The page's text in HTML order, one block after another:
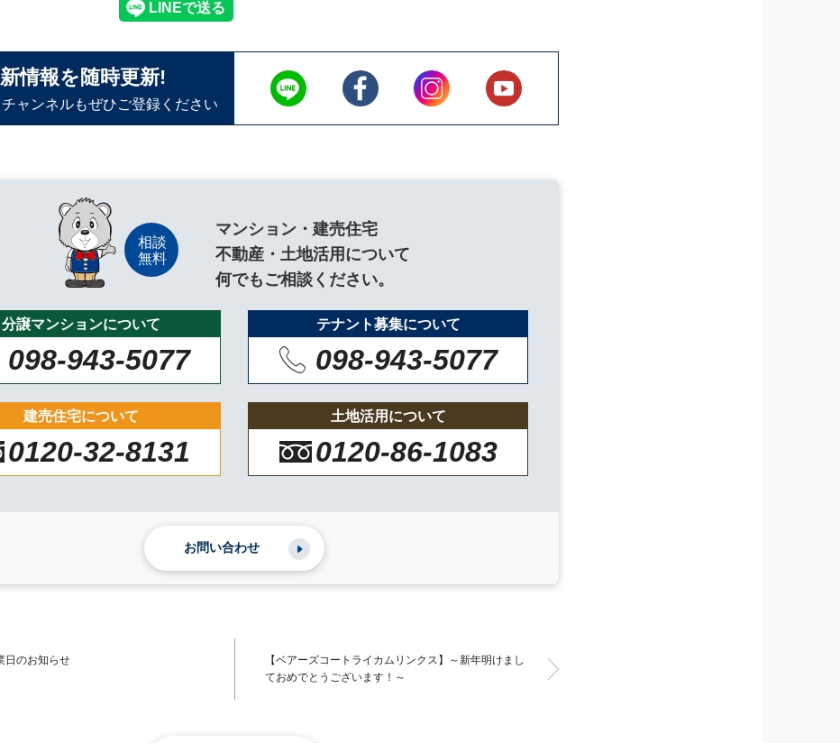
情報を随時更新!
ャンネルもぜひご登録ください
マンション・建売住宅
不動産・土地活用について
何でもご相談ください。
分譲マンションについて
098-943-5077
テナント募集について
098-943-5077
建売住宅について
0120-32-8131
土地活用について
0120-86-1083
お問い合わせ
日のお知らせ
【ベアーズコートライカムリンクス】～新年明けまし
ておめでとうございます！～